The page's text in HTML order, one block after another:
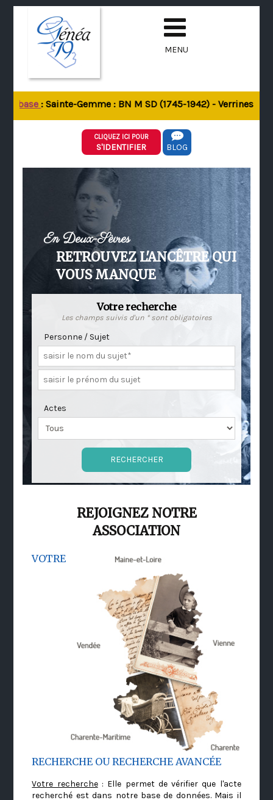
MENU
base: Sainte-Gemme : BN M SD (1745-1942) - Verrines-
CLIQUEZ ICI POUR
S'IDENTIFIER BLOG
En Deux-Sèvres
RETROUVEZ L'ANCÊTRE QUI
VOUS MANQUE
Votre recherche
Les champs suivis d'un * sont obligatoires
Personne / Sujet
Actes
REJOIGNEZ NOTRE
ASSOCIATION
VOTRE
RECHERCHE OU RECHERCHE AVANCÉE
Votre recherche: Elle permet de vérifier que l'acte
recherché est dans notre base de données. Mais il